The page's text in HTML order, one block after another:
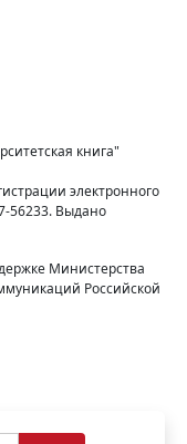
книга"
электронного
56233. Выдано
Министерства
Российской